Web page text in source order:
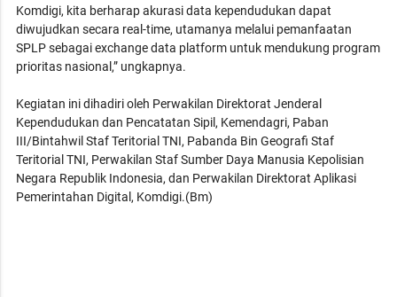
Komdigi, kita berharap akurasi data kependudukan dapat
diwujudkan secara real-time, utamanya melalui pemanfaatan
SPLP sebagai exchange data platform untuk mendukung program
prioritas nasional,” ungkapnya.
Kegiatan ini dihadiri oleh Perwakilan Direktorat Jenderal
Kependudukan dan Pencatatan Sipil, Kemendagri, Paban
III/Bintahwil Staf Teritorial TNI, Pabanda Bin Geografi Staf
Teritorial TNI, Perwakilan Staf Sumber Daya Manusia Kepolisian
Negara Republik Indonesia, dan Perwakilan Direktorat Aplikasi
Pemerintahan Digital, Komdigi.(Bm)